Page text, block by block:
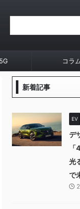
コラ
新着記事
EV
デ
光
で